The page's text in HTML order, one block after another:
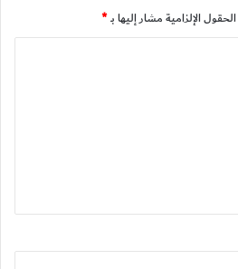
الحقول الإلزامية مشار إليها بـ*